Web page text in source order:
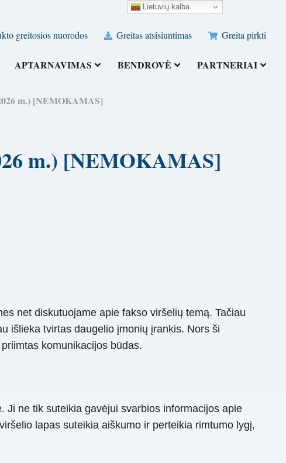
greitosios nuorodos Greitas atsisiuntimas Greita pirkti
APTARNAVIMAS BENDROVĖ PARTNERIAI
m.) [NEMOKAMAS]
m.) [NEMOKAMAS]
net diskutuojame apie fakso viršelių temą. Tačiau
išlieka tvirtas daugelio įmonių įrankis. Nors ši
komunikacijos būdas.
Ji ne tik suteikia gavėjui svarbios informacijos apie
lapas suteikia aiškumo ir perteikia rimtumo lygį,
Lietuvių kalba